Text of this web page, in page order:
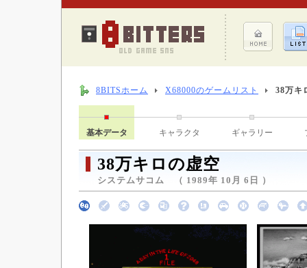
8BITSホーム X68000のゲームリスト 38万キ
基本データ キャラクタ ギャラリー
38万キロの虚空
システムサコム （ 1989年 10月 6日 ）